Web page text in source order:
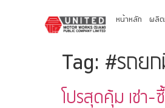
หน้าหลัก ผลิ
Tag: #รถย
โปรสุดคุ้ม เช่า